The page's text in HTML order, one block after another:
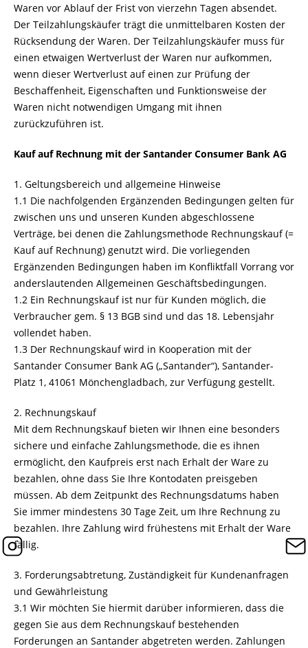
Waren vor Ablauf der Frist von vierzehn Tagen absendet.
Der Teilzahlungskäufer trägt die unmittelbaren Kosten der
Rücksendung der Waren. Der Teilzahlungskäufer muss für
einen etwaigen Wertverlust der Waren nur aufkommen,
wenn dieser Wertverlust auf einen zur Prüfung der
Beschaffenheit, Eigenschaften und Funktionsweise der
Waren nicht notwendigen Umgang mit ihnen
zurückzuführen ist.
Kauf auf Rechnung mit der Santander Consumer Bank AG
1. Geltungsbereich und allgemeine Hinweise
1.1 Die nachfolgenden Ergänzenden Bedingungen gelten für
zwischen uns und unseren Kunden abgeschlossene
Verträge, bei denen die Zahlungsmethode Rechnungskauf (=
Kauf auf Rechnung) genutzt wird. Die vorliegenden
Ergänzenden Bedingungen haben im Konfliktfall Vorrang vor
anderslautenden Allgemeinen Geschäftsbedingungen.
1.2 Ein Rechnungskauf ist nur für Kunden möglich, die
Verbraucher gem. § 13 BGB sind und das 18. Lebensjahr
vollendet haben.
1.3 Der Rechnungskauf wird in Kooperation mit der
Santander Consumer Bank AG („Santander“), Santander-
Platz 1, 41061 Mönchengladbach, zur Verfügung gestellt.
2. Rechnungskauf
Mit dem Rechnungskauf bieten wir Ihnen eine besonders
sichere und einfache Zahlungsmethode, die es ihnen
ermöglicht, den Kaufpreis erst nach Erhalt der Ware zu
bezahlen, ohne dass Sie Ihre Kontodaten preisgeben
müssen. Ab dem Zeitpunkt des Rechnungsdatums haben
Sie immer mindestens 30 Tage Zeit, um Ihre Rechnung zu
bezahlen. Ihre Zahlung wird frühestens mit Erhalt der Ware
fällig.
3. Forderungsabtretung, Zuständigkeit für Kundenanfragen
und Gewährleistung
3.1 Wir möchten Sie hiermit darüber informieren, dass die
gegen Sie aus dem Rechnungskauf bestehenden
Forderungen an Santander abgetreten werden. Zahlungen